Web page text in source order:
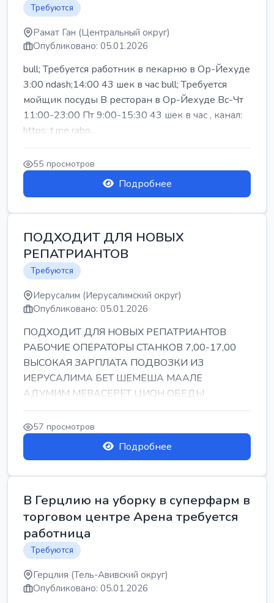
Требуются
Рамат Ган (Центральный округ)
Опубликовано: 05.01.2026
bull; Требуется работник в пекарню в Ор-Йехуде
3:00 ndash;14:00 43 шек в час bull; Требуется
мойщик посуды В ресторан в Ор-Йехуде Вс-Чт
11:00-23:00 Пт 9:00-15:30 43 шек в час , канал:
https: t.me rabo...
55 просмотров
Подробнее
ПОДХОДИТ ДЛЯ НОВЫХ
РЕПАТРИАНТОВ
Требуются
Иерусалим (Иерусалимский округ)
Опубликовано: 05.01.2026
ПОДХОДИТ ДЛЯ НОВЫХ РЕПАТРИАНТОВ
РАБОЧИЕ ОПЕРАТОРЫ СТАНКОВ 7,00-17,00
ВЫСОКАЯ ЗАРПЛАТА ПОДВОЗКИ ИЗ
ИЕРУСАЛИМА БЕТ ШЕМЕША МААЛЕ
АДУМИМ МЕВАСЕРЕТ ЦИОН ОБЕДЫ
ПОДАРКИ КОРПОРАТИВЫ ИНГА
57 просмотров
Подробнее
В Герцлию на уборку в суперфарм в
торговом центре Арена требуется
работница
Требуются
Герцлия (Тель-Авивский округ)
Опубликовано: 05.01.2026